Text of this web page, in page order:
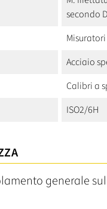
secondo
Acciaio
Calibri a
ISO2/6H
generale